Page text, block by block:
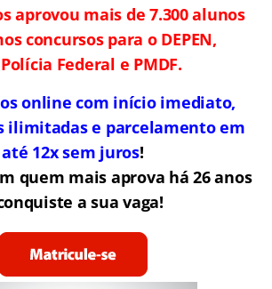
preparação hoje mesmo com
em aprovação nas carreiras
aprovou mais de 7.300 alunos
concursos para o DEPEN,
Polícia Federal e PMDF.
online com início imediato,
ilimitadas e parcelamento em
até 12x sem juros
quem mais aprova há 26 anos